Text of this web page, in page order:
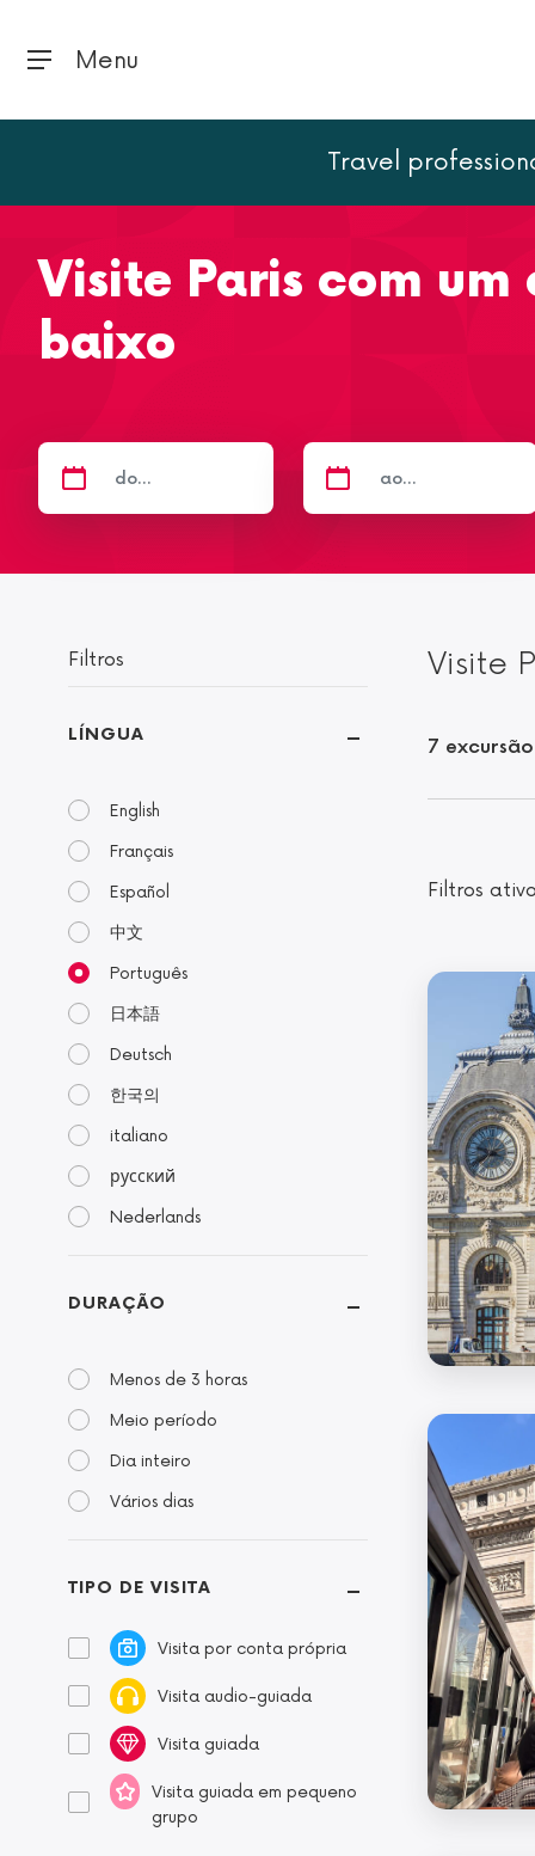
Menu
Travel
Visite Paris com um orçamento baixo
Visite Paris com
baixo
Visite
7
Filtros
Filtros
LÍNGUA
English
Français
Español
中文
Português
日本語
Deutsch
한국의
italiano
русский
Nederlands
DURAÇÃO
Menos de 3 horas
Meio período
Dia inteiro
Vários dias
TIPO DE VISITA
Visita por conta própria
Visita audio-guiada
Visita guiada
Visita guiada em pequeno
grupo